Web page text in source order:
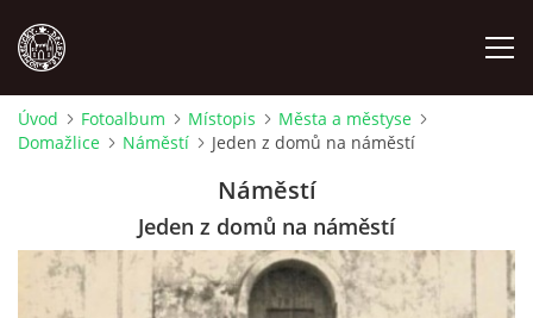
MÍSTOPIS
OSOBNOSTI
Úvod Fotoalbum Místopis
Města a městyse
Domažlice
Náměstí Jeden z domů na náměstí
Náměstí
Jeden z domů na náměstí